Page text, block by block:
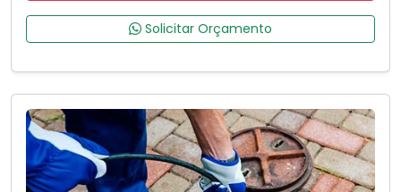
Solicitar Orçamento